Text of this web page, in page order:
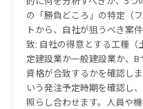
の「勝負どころ」の特定（
トから、自社が狙うべき案
致: 自社の得意とする工種
定建設業か一般建設業か、
資格が合致するかを確認し
いう発注予定時期を確認し
照らし合わせます。人員や